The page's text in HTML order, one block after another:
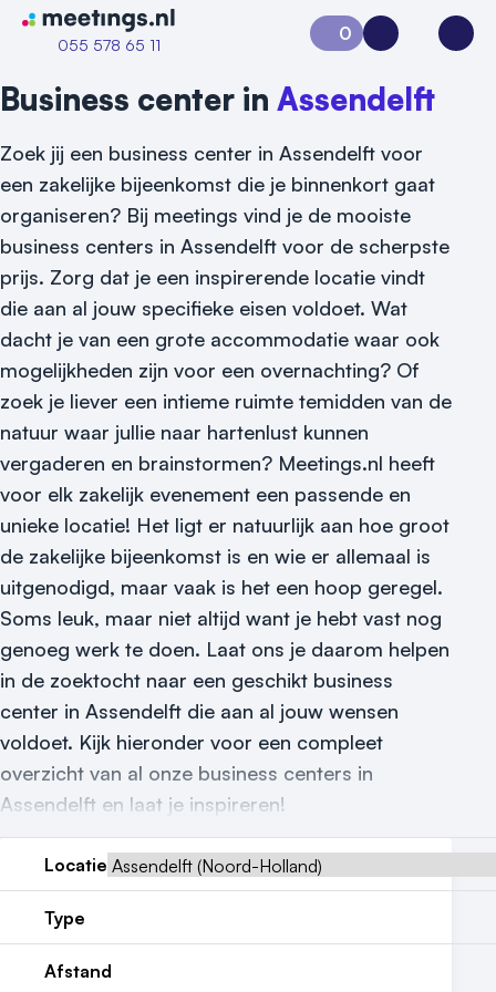
Naar home van Meetings
055 578 65 11
Vraag locatie aan
Locatiegids
Meld locatie aan
Nieuws
Reviews (5⭐️)
Contact
0
Aanvraag 0Inloggen
Business center in Assendelft
Zoek jij een business center in Assendelft voor
een zakelijke bijeenkomst die je binnenkort gaat
organiseren? Bij meetings vind je de mooiste
business centers in Assendelft voor de scherpste
prijs. Zorg dat je een inspirerende locatie vindt
die aan al jouw specifieke eisen voldoet. Wat
dacht je van een grote accommodatie waar ook
mogelijkheden zijn voor een overnachting? Of
zoek je liever een intieme ruimte temidden van de
natuur waar jullie naar hartenlust kunnen
vergaderen en brainstormen? Meetings.nl heeft
voor elk zakelijk evenement een passende en
unieke locatie! Het ligt er natuurlijk aan hoe groot
de zakelijke bijeenkomst is en wie er allemaal is
uitgenodigd, maar vaak is het een hoop geregel.
Soms leuk, maar niet altijd want je hebt vast nog
genoeg werk te doen. Laat ons je daarom helpen
in de zoektocht naar een geschikt business
center in Assendelft die aan al jouw wensen
voldoet. Kijk hieronder voor een compleet
overzicht van al onze business centers in
Assendelft en laat je inspireren!
Locatie
Type
Afstand